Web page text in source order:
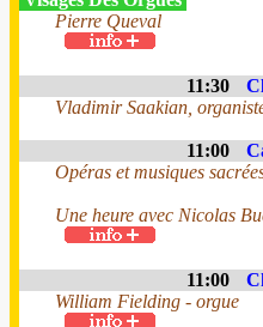
Pierre Queval
11:30
Vladimir Saakian,
11:00
Opéras et musiques
Une heure avec Nicolas
11:00
William Fielding - orgue